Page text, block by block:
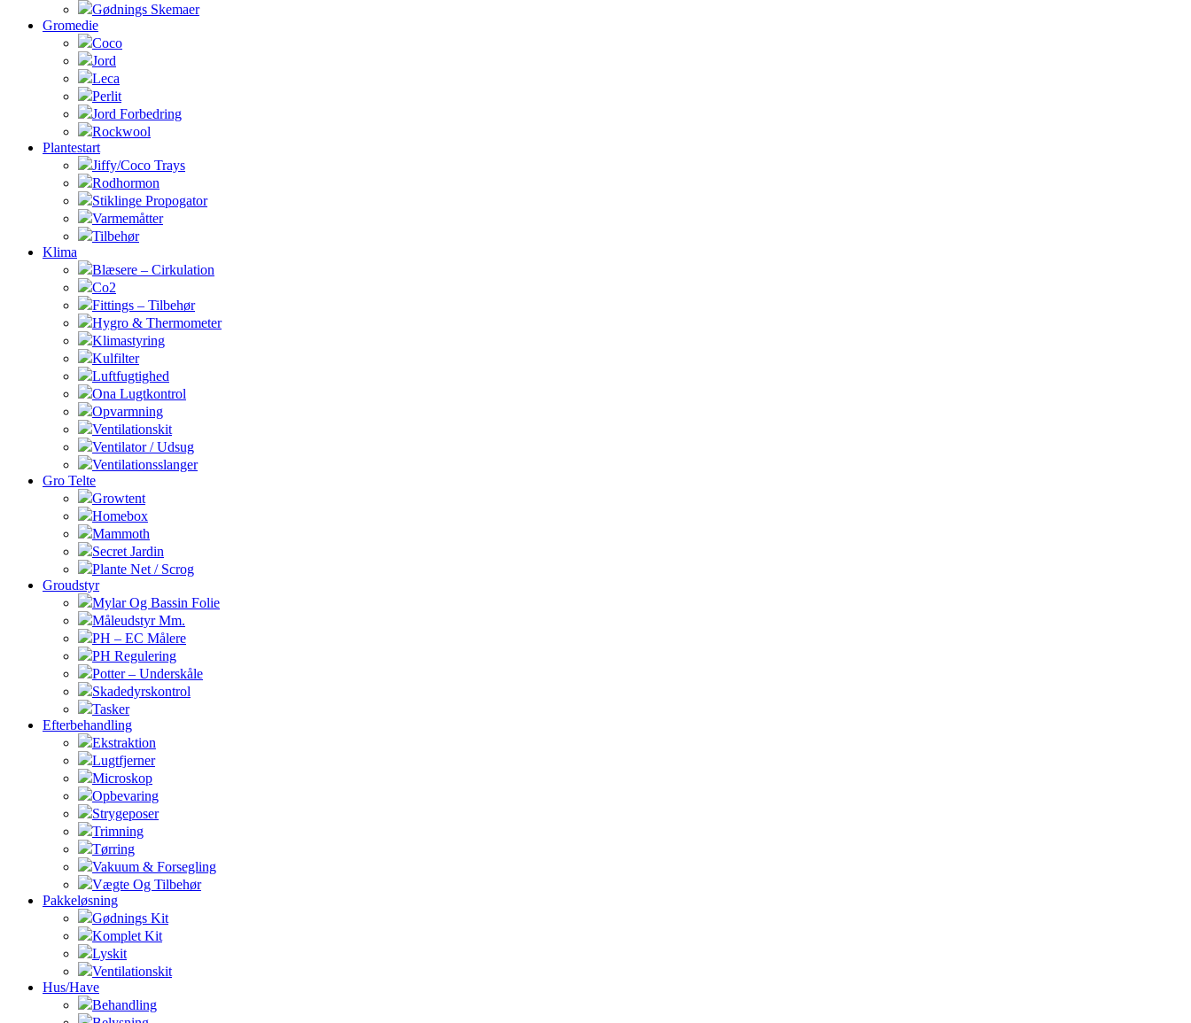
Gødnings Skemaer
Gromedie
Coco
Jord
Leca
Perlit
Jord Forbedring
Rockwool
Plantestart
Jiffy/Coco Trays
Rodhormon
Stiklinge Propogator
Varmemåtter
Tilbehør
Klima
Blæsere – Cirkulation
Co2
Fittings – Tilbehør
Hygro & Thermometer
Klimastyring
Kulfilter
Luftfugtighed
Ona Lugtkontrol
Opvarmning
Ventilationskit
Ventilator / Udsug
Ventilationsslanger
Gro Telte
Growtent
Homebox
Mammoth
Secret Jardin
Plante Net / Scrog
Groudstyr
Mylar Og Bassin Folie
Måleudstyr Mm.
PH – EC Målere
PH Regulering
Potter – Underskåle
Skadedyrskontrol
Tasker
Efterbehandling
Ekstraktion
Lugtfjerner
Microskop
Opbevaring
Strygeposer
Trimning
Tørring
Vakuum & Forsegling
Vægte Og Tilbehør
Pakkeløsning
Gødnings Kit
Komplet Kit
Lyskit
Ventilationskit
Hus/Have
Behandling